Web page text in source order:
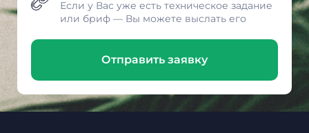
Если у Вас уже есть техническое задание
или бриф — Вы можете выслать его
Отправить заявку